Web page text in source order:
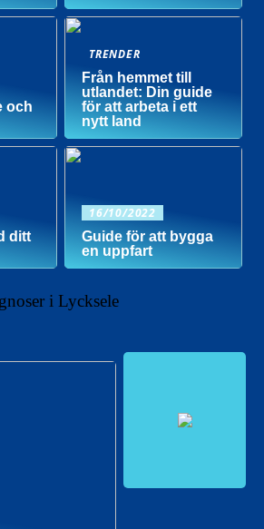
och
TRENDER
Från hemmet till
utlandet: Din guide
för att arbeta i ett
nytt land
ditt
16/10/2022
Guide för att bygga
en uppfart
i Lycksele